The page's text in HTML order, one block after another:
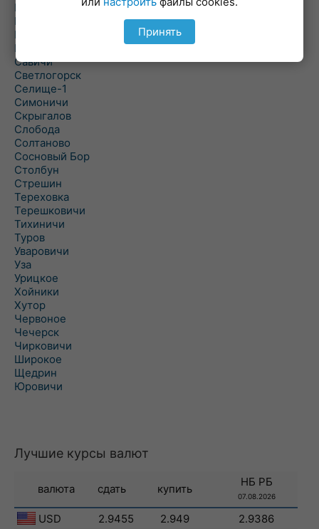
Ровенская Слобода
Рогачев
Рогинь
Рудня
Савичи
Светлогорск
Селище-1
Симоничи
Скрыгалов
Слобода
Солтаново
Сосновый Бор
Столбун
Стрешин
Тереховка
Терешковичи
Тихиничи
Туров
Уваровичи
Уза
Урицкое
Хойники
Хутор
Червоное
Чечерск
Чирковичи
Широкое
Щедрин
Юровичи
Лучшие курсы валют
валюта сдать купить
НБ РБ
07.08.2026
USD 2.9455 2.949
2.9386
Принять